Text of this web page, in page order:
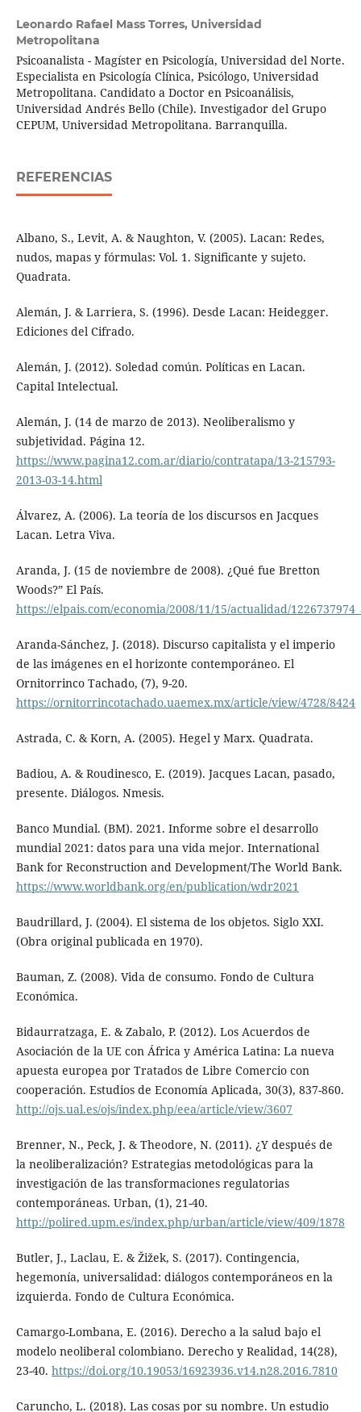
Leonardo Rafael Mass Torres, Universidad
Metropolitana
Psicoanalista - Magíster en Psicología, Universidad del Norte.
Especialista en Psicología Clínica, Psicólogo, Universidad
Metropolitana. Candidato a Doctor en Psicoanálisis,
Universidad Andrés Bello (Chile). Investigador del Grupo
CEPUM, Universidad Metropolitana. Barranquilla.
REFERENCIAS
Albano, S., Levit, A. & Naughton, V. (2005). Lacan: Redes,
nudos, mapas y fórmulas: Vol. 1. Significante y sujeto.
Quadrata.
Alemán, J. & Larriera, S. (1996). Desde Lacan: Heidegger.
Ediciones del Cifrado.
Alemán, J. (2012). Soledad común. Políticas en Lacan.
Capital Intelectual.
Alemán, J. (14 de marzo de 2013). Neoliberalismo y
subjetividad. Página 12.
https://www.pagina12.com.ar/diario/contratapa/13-215793-
2013-03-14.html
Álvarez, A. (2006). La teoría de los discursos en Jacques
Lacan. Letra Viva.
Aranda, J. (15 de noviembre de 2008). ¿Qué fue Bretton
Woods?” El País.
https://elpais.com/economia/2008/11/15/actualidad/
Aranda-Sánchez, J. (2018). Discurso capitalista y el imperio
de las imágenes en el horizonte contemporáneo. El
Ornitorrinco Tachado, (7), 9-20.
https://ornitorrincotachado.uaemex.mx/article/view/4728/8424
Astrada, C. & Korn, A. (2005). Hegel y Marx. Quadrata.
Badiou, A. & Roudinesco, E. (2019). Jacques Lacan, pasado,
presente. Diálogos. Nmesis.
Banco Mundial. (BM). 2021. Informe sobre el desarrollo
mundial 2021: datos para una vida mejor. International
Bank for Reconstruction and Development/The World Bank.
https://www.worldbank.org/en/publication/wdr2021
Baudrillard, J. (2004). El sistema de los objetos. Siglo XXI.
(Obra original publicada en 1970).
Bauman, Z. (2008). Vida de consumo. Fondo de Cultura
Económica.
Bidaurratzaga, E. & Zabalo, P. (2012). Los Acuerdos de
Asociación de la UE con África y América Latina: La nueva
apuesta europea por Tratados de Libre Comercio con
cooperación. Estudios de Economía Aplicada, 30(3), 837-860.
http://ojs.ual.es/ojs/index.php/eea/article/view/3607
Brenner, N., Peck, J. & Theodore, N. (2011). ¿Y después de
la neoliberalización? Estrategias metodológicas para la
investigación de las transformaciones regulatorias
contemporáneas. Urban, (1), 21-40.
http://polired.upm.es/index.php/urban/article/view/409/1878
Butler, J., Laclau, E. & Žižek, S. (2017). Contingencia,
hegemonía, universalidad: diálogos contemporáneos en la
izquierda. Fondo de Cultura Económica.
Camargo-Lombana, E. (2016). Derecho a la salud bajo el
modelo neoliberal colombiano. Derecho y Realidad, 14(28),
23-40. https://doi.org/10.19053/16923936.v14.n28.2016.7810
Caruncho, L. (2018). Las cosas por su nombre. Un estudio